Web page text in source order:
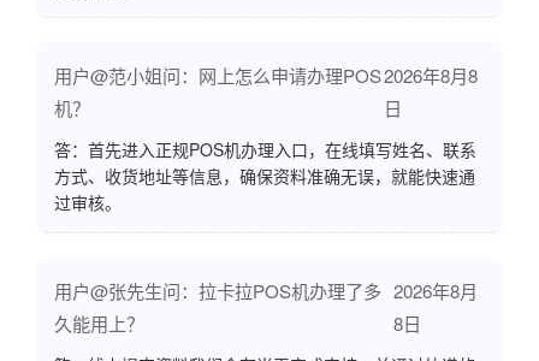
用户@范小姐问：网上怎么申请办理POS
机？
2026年8月8
日
答：首先进入正规POS机办理入口，在线填写姓名、联系
方式、收货地址等信息，确保资料准确无误，就能快速通
过审核。
用户@张先生问：拉卡拉POS机办理了多
久能用上？
2026年8月
8日